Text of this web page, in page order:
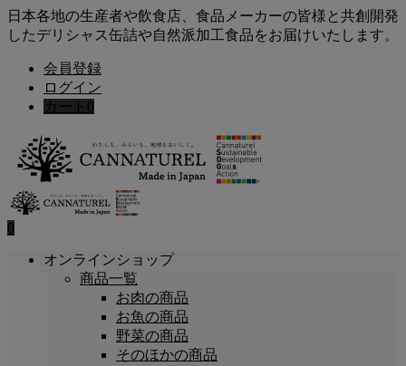
日本各地の生産者や飲食店、食品メーカーの皆様と共創開発
したデリシャス缶詰や自然派加工食品をお届けいたします。
会員登録
ログイン
カート 0
0
オンラインショップ
商品一覧
お肉の商品
お魚の商品
野菜の商品
そのほかの商品